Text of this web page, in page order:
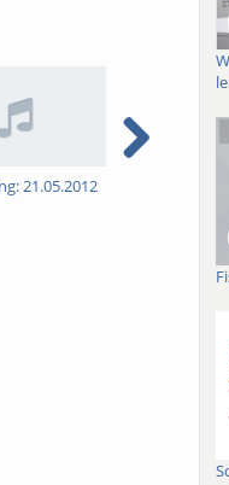
21.05.2012 6. Vorlesung: